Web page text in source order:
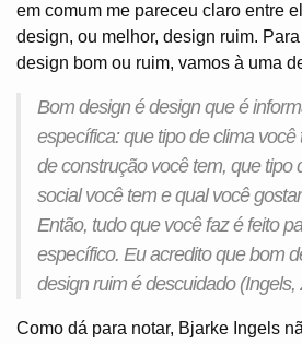
em comum me pareceu claro entre
design, ou melhor, design ruim.
design bom ou ruim, vamos à uma
Bom design é design que é
específica: que tipo de clima você
de construção você tem, que tipo
social você tem e qual você
Então, tudo que você faz é feito
específico. Eu acredito que bom
design ruim é descuidado (Ingels,
Como dá para notar, Bjarke Ingels